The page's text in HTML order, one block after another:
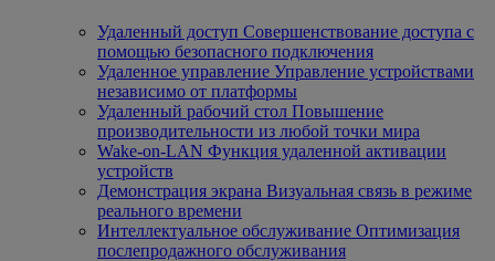
Удаленный доступ Совершенствование доступа с
помощью безопасного подключения
Удаленное управление Управление устройствами
независимо от платформы
Удаленный рабочий стол Повышение
производительности из любой точки мира
Wake-on-LAN Функция удаленной активации
устройств
Демонстрация экрана Визуальная связь в режиме
реального времени
Интеллектуальное обслуживание Оптимизация
послепродажного обслуживания